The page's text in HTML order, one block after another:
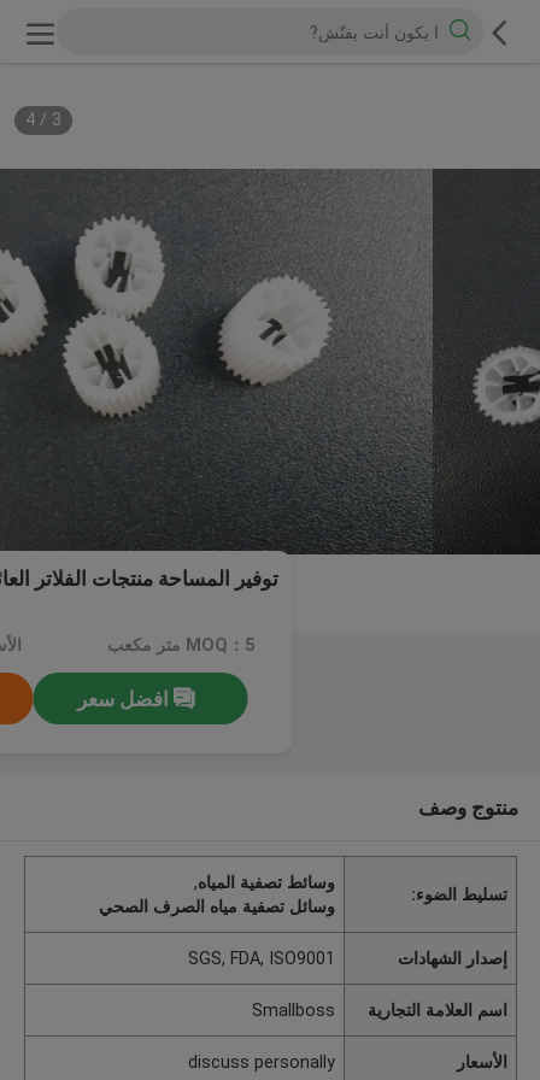
3
/
4
توفير المساحة منتجات الفلاتر
MOQ：5 متر مكعب
افضل سعر
منتوج وصف
تسليط الضوء:
وسائط تصفية المياه,
وسائل تصفية مياه الصرف الصحي
إصدار الشهادات SGS, FDA, ISO9001
اسم العلامة التجارية Smallboss
الأسعار discuss personally